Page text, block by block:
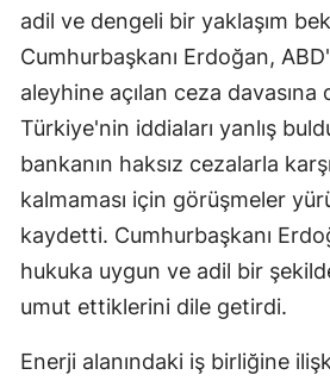
adil ve dengeli bir yaklaşım
Cumhurbaşkanı Erdoğan,
aleyhine açılan ceza davasına
Türkiye'nin iddiaları yanlış
bankanın haksız cezalarla
kalmaması için görüşmeler
kaydetti. Cumhurbaşkanı
hukuka uygun ve adil bir
umut ettiklerini dile getirdi.
Enerji alanındaki iş birliğine